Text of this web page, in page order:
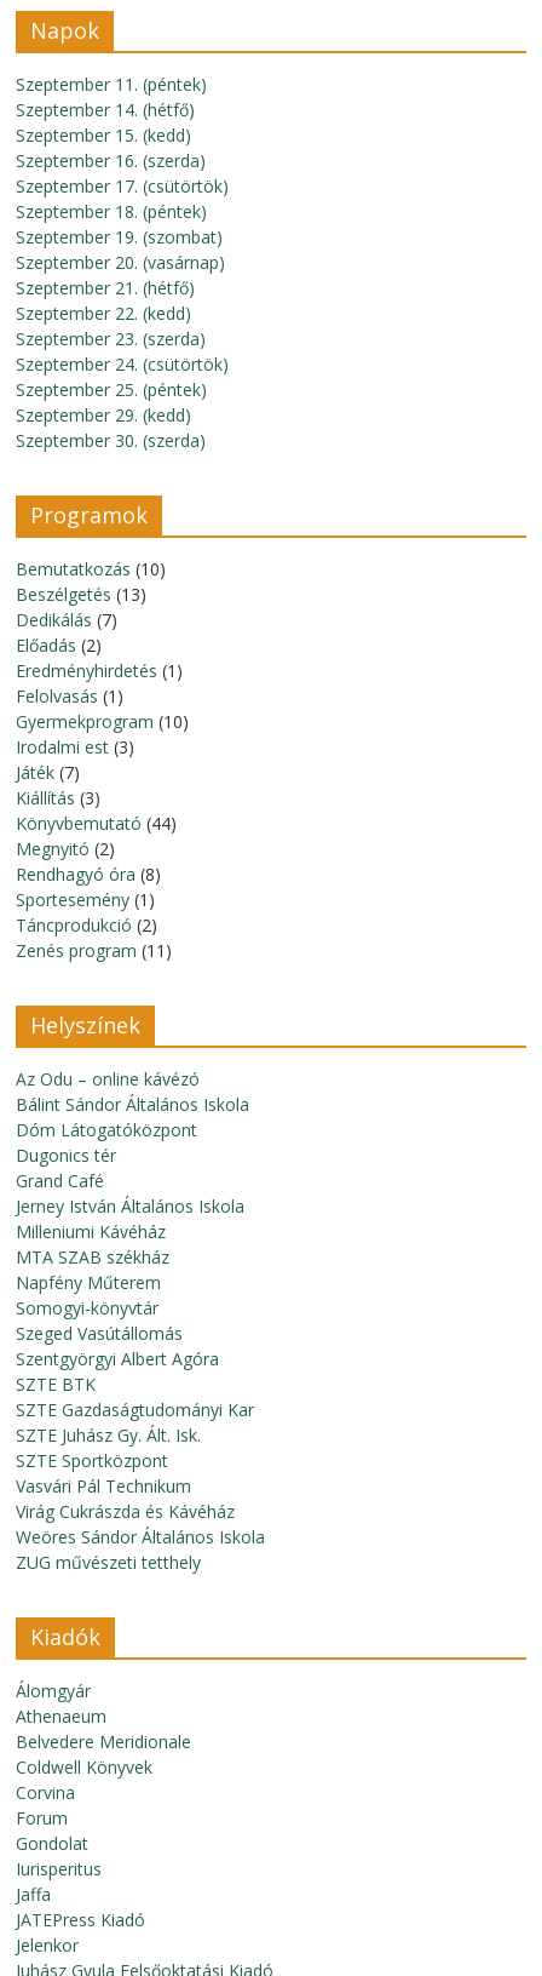
Napok
Szeptember 11. (péntek)
Szeptember 14. (hétfő)
Szeptember 15. (kedd)
Szeptember 16. (szerda)
Szeptember 17. (csütörtök)
Szeptember 18. (péntek)
Szeptember 19. (szombat)
Szeptember 20. (vasárnap)
Szeptember 21. (hétfő)
Szeptember 22. (kedd)
Szeptember 23. (szerda)
Szeptember 24. (csütörtök)
Szeptember 25. (péntek)
Szeptember 29. (kedd)
Szeptember 30. (szerda)
Programok
Bemutatkozás (10)
Beszélgetés (13)
Dedikálás (7)
Előadás (2)
Eredményhirdetés (1)
Felolvasás (1)
Gyermekprogram (10)
Irodalmi est (3)
Játék (7)
Kiállítás (3)
Könyvbemutató (44)
Megnyitó (2)
Rendhagyó óra (8)
Sportesemény (1)
Táncprodukció (2)
Zenés program (11)
Helyszínek
Az Odu – online kávézó
Bálint Sándor Általános Iskola
Dóm Látogatóközpont
Dugonics tér
Grand Café
Jerney István Általános Iskola
Milleniumi Kávéház
MTA SZAB székház
Napfény Műterem
Somogyi-könyvtár
Szeged Vasútállomás
Szentgyörgyi Albert Agóra
SZTE BTK
SZTE Gazdaságtudományi Kar
SZTE Juhász Gy. Ált. Isk.
SZTE Sportközpont
Vasvári Pál Technikum
Virág Cukrászda és Kávéház
Weöres Sándor Általános Iskola
ZUG művészeti tetthely
Kiadók
Álomgyár
Athenaeum
Belvedere Meridionale
Coldwell Könyvek
Corvina
Forum
Gondolat
Iurisperitus
Jaffa
JATEPress Kiadó
Jelenkor
Juhász Gyula Felsőoktatási Kiadó